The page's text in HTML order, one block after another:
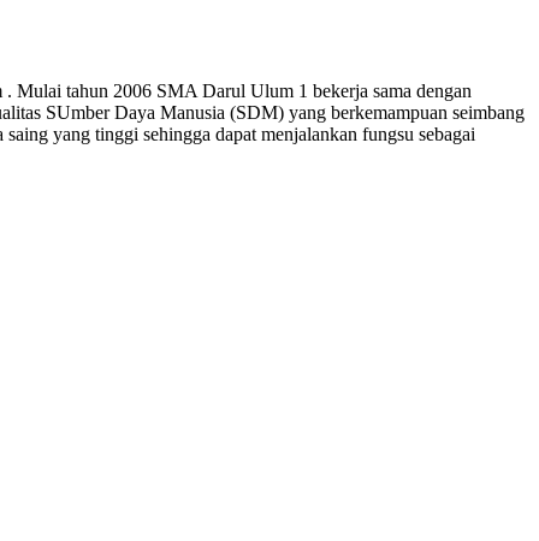
Mulai tahun 2006 SMA Darul Ulum 1 bekerja sama dengan
SUmber Daya Manusia (SDM) yang berkemampuan seimbang
yang tinggi sehingga dapat menjalankan fungsu sebagai